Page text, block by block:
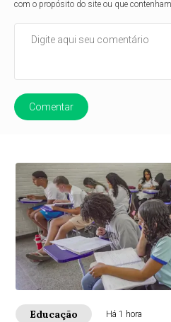
com o propósito do site ou que
Comentar
Educação Há 1 hora